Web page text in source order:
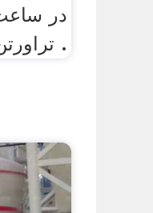
در
تراورتن 106= 30+6+70 تومان .